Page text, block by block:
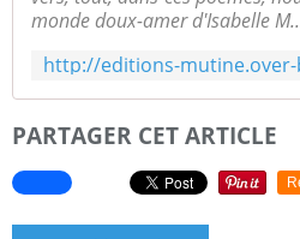
monde doux-amer d'Isabelle
PARTAGER CET ARTICLE